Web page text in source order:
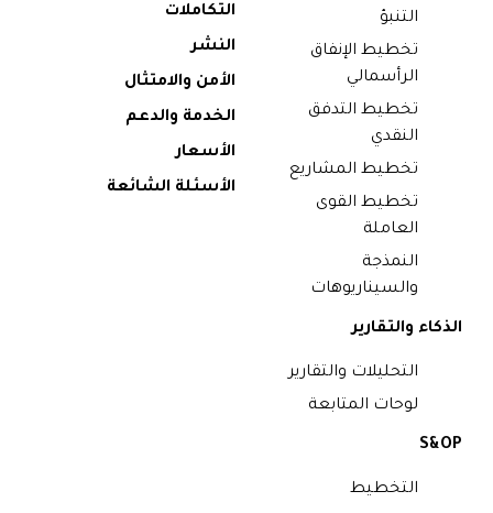
التنبؤ
تخطيط الإنفاق
الرأسمالي
تخطيط التدفق
النقدي
تخطيط المشاريع
تخطيط القوى
العاملة
النمذجة
والسيناريوهات
الذكاء والتقارير
التحليلات والتقارير
لوحات المتابعة
S&OP
التخطيط
التكاملات
النشر
الأمن والامتثال
الخدمة والدعم
الأسعار
الأسئلة الشائعة